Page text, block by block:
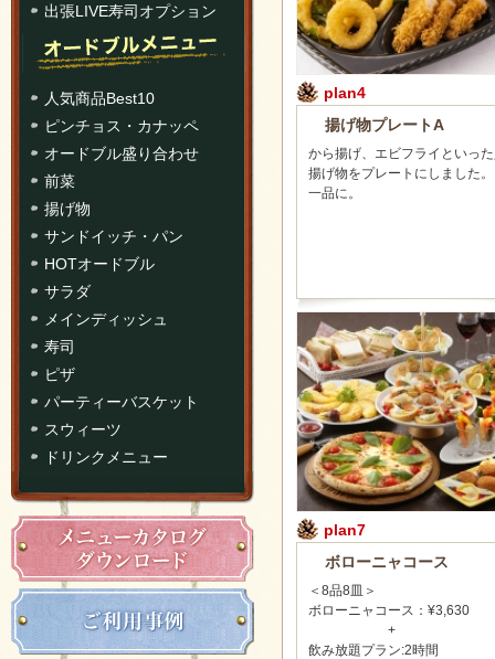
出張LIVE寿司オプション
人気商品Best10
ピンチョス・カナッペ
オードブル盛り合わせ
前菜
揚げ物
サンドイッチ・パン
HOTオードブル
サラダ
メインディッシュ
寿司
ピザ
パーティーバスケット
スウィーツ
ドリンクメニュー
plan4
揚げ物プレートA
から揚げ、エビフライといっ
揚げ物をプレートにしました
一品に。
plan7
ボローニャコース
＜8品8皿＞
ボローニャコース：¥3,630
+
飲み放題プラン:2時間